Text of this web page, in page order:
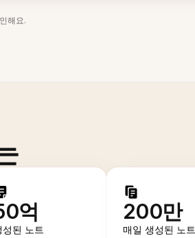
해요.
억
성된 노트
200만
매일 생성된 노트